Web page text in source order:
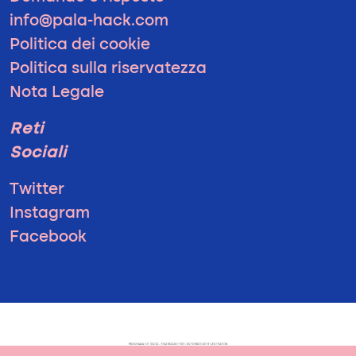
info@pala-hack.com
Politica dei cookie
Politica sulla riservatezza
Nota Legale
Reti
Sociali
Twitter
Instagram
Facebook